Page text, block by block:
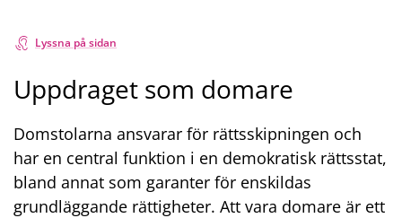
Lyssna på sidan
Uppdraget som domare
Domstolarna ansvarar för rättsskipningen och
har en central funktion i en demokratisk rättsstat,
bland annat som garanter för enskildas
grundläggande rättigheter. Att vara domare är ett